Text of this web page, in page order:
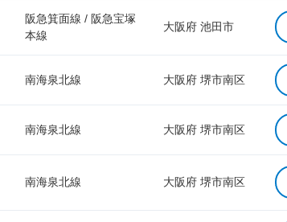
阪急箕面線 / 阪急宝塚
本線
大阪府 池田市
南海泉北線 大阪府 堺市南区
南海泉北線 大阪府 堺市南区
南海泉北線 大阪府 堺市南区